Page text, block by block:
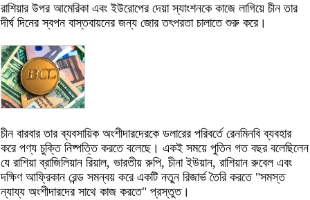
রাশিয়ার উপর আমেরিকা এবং ইউরোপের দেয়া স্যাংশনকে কাজে লাগিয়ে চীন তার
দীর্ঘ দিনের স্বপন বাস্তবায়নের জন্য জোর তৎপরতা চালাতে শুরু করে।
চীন বারবার তার ব্যবসায়িক অংশীদারদেরকে ডলারের পরিবর্তে রেনমিনবি ব্যবহার
করে পণ্য চুক্তি নিষ্পত্তি করতে বলেছে। একই সময়ে পুতিন গত বছর বলেছিলেন
যে রাশিয়া ব্রাজিলিয়ান রিয়াল, ভারতীয় রুপি, চীনা ইউয়ান, রাশিয়ান রুবেল এবং
দক্ষিণ আফ্রিকান রেন্ড সমন্বয় করে একটি নতুন রিজার্ভ তৈরি করতে "সমস্ত
ন্যায্য অংশীদারদের সাথে কাজ করতে" প্রস্তুত।